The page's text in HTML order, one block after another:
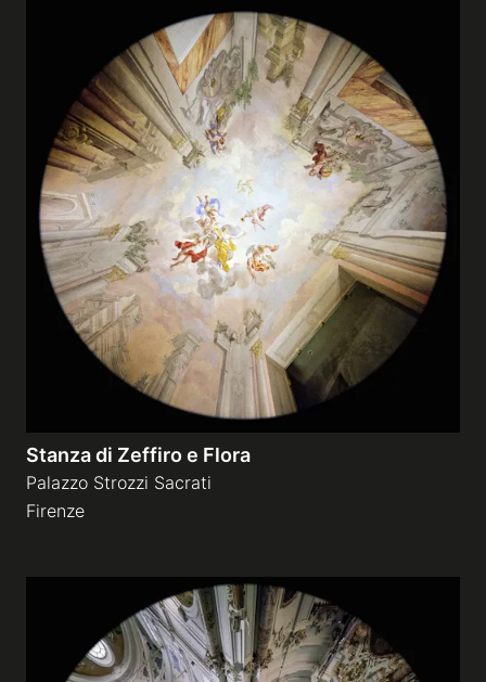
Stanza di Zeffiro e Flora
Palazzo Strozzi Sacrati
Firenze